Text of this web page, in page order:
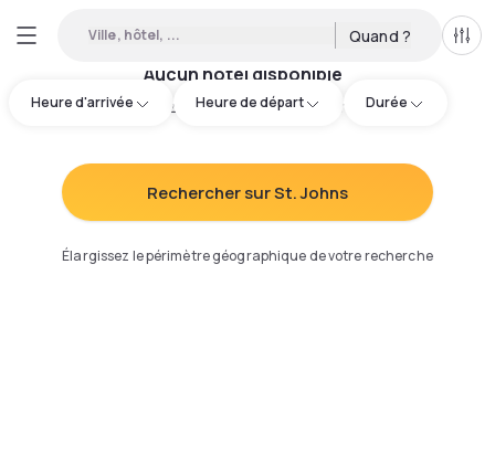
Ville, hôtel, ... Quand ?
Heure d'arrivée Heure de départ Durée
Aucun hôtel disponible
Essayez d'ajuster votre recherche:
Rechercher sur St. Johns
Élargissez le périmètre géographique de votre recherche